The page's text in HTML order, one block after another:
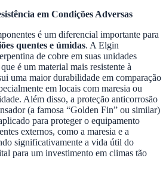
em Condições Adversas
é um diferencial importante para
quentes e úmidas. A Elgin
de cobre em suas unidades
é um material mais resistente à
uma maior durabilidade em comparação
em locais com maresia ou
Além disso, a proteção anticorrosão
(a famosa “Golden Fin” ou similar)
para proteger o equipamento
externos, como a maresia e a
significativamente a vida útil do
para um investimento em climas tão